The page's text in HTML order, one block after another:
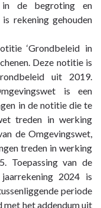
de begroting en
rekening gehouden
‘Grondbeleid in
Deze notitie is
uit 2019.
is een
in de notitie die te
treden in werking
de Omgevingswet,
treden in werking
Toepassing van de
2024 is
periode
met het addendum uit